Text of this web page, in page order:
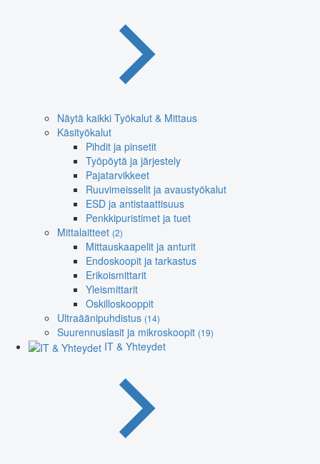
Näytä kaikki Työkalut & Mittaus
Käsityökalut
Pihdit ja pinsetit
Työpöytä ja järjestely
Pajatarvikkeet
Ruuvimeisselit ja avaustyökalut
ESD ja antistaattisuus
Penkkipuristimet ja tuet
Mittalaitteet (2)
Mittauskaapelit ja anturit
Endoskoopit ja tarkastus
Erikoismittarit
Yleismittarit
Oskilloskooppit
Ultraäänipuhdistus (14)
Suurennuslasit ja mikroskoopit (19)
IT & Yhteydet